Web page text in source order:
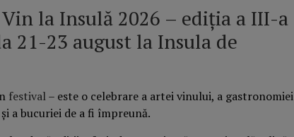
la Insulă 2026 – ediția a III-a
21-23 august la Insula de
festival– este o celebrare a artei vinului, a gastronomiei
a bucuriei de a fi împreună.